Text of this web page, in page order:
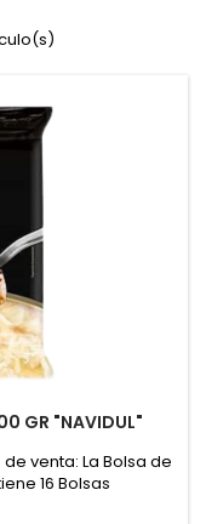
GR "NAVIDUL"
venta: La Bolsa de
16 Bolsas